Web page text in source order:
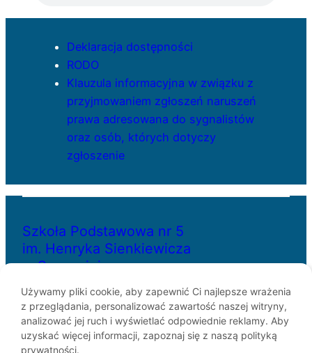
Deklaracja dostępności
RODO
Klauzula informacyjna w związku z
przyjmowaniem zgłoszeń naruszeń
prawa adresowana do sygnalistów
oraz osób, których dotyczy
zgłoszenie
Szkoła Podstawowa nr 5
im. Henryka Sienkiewicza
w Szczecinie
ul. Bł. Królowej Jadwigi 29
70-262 Szczecin
telefon: 91-433-30-07
Używamy pliki cookie, aby zapewnić Ci najlepsze wrażenia
z przeglądania, personalizować zawartość naszej witryny,
analizować jej ruch i wyświetlać odpowiednie reklamy. Aby
uzyskać więcej informacji, zapoznaj się z naszą polityką
prywatności.